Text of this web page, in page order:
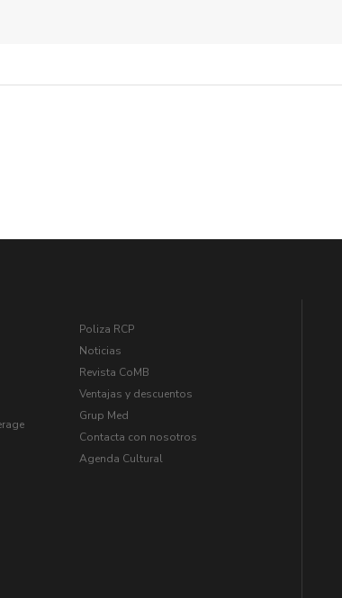
Poliza RCP
Noticias
Revista CoMB
Ventajas y descuentos
Grup Med
Contacta con nosotros
Agenda Cultural